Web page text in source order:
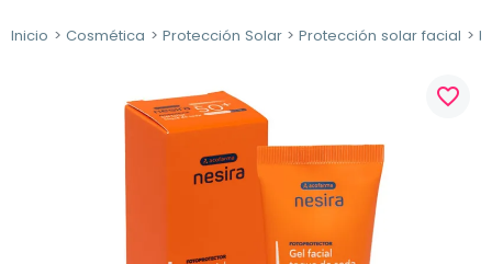
Inicio Cosmética Protección Solar Protección solar facial
favorite_border